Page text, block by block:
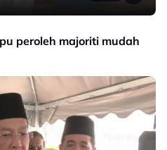
peroleh majoriti mudah